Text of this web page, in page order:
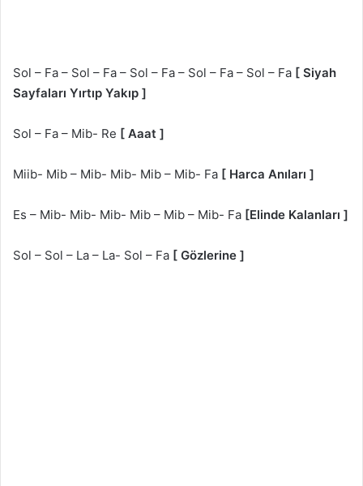
Sol – Fa – Sol – Fa – Sol – Fa – Sol – Fa – Sol – Fa [ Siyah
Sayfaları Yırtıp Yakıp ]
Sol – Fa – Mib- Re [ Aaat ]
Miib- Mib – Mib- Mib- Mib – Mib- Fa [ Harca Anıları ]
Es – Mib- Mib- Mib- Mib – Mib – Mib- Fa [Elinde Kalanları ]
Sol – Sol – La – La- Sol – Fa [ Gözlerine ]